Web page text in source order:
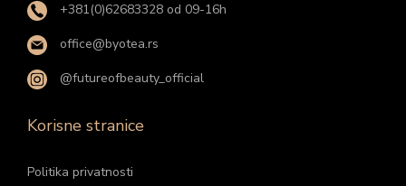
+381(0)62683328 od 09-16h
office@byotea.rs
@futureofbeauty_official
Korisne stranice
Politika privatnosti